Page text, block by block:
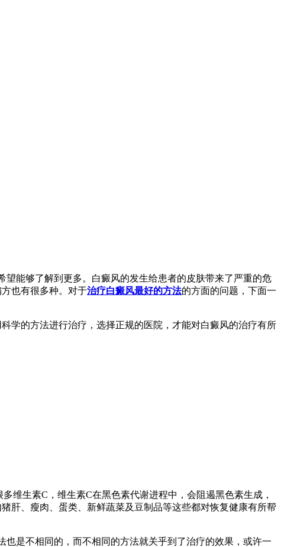
望能够了解到更多。白癜风的发生给患者的皮肤带来了严重的危
也有很多种。对于治疗白癜风最好的方法的方面的问题，下面一
学的方法进行治疗，选择正规的医院，才能对白癜风的治疗有所
维生素C，维生素C在黑色素代谢进程中，会阻遏黑色素生成，
肝、瘦肉、蛋类、新鲜蔬菜及豆制品等这些都对恢复健康有所帮
是不相同的，而不相同的方法就关乎到了治疗的效果，或许一